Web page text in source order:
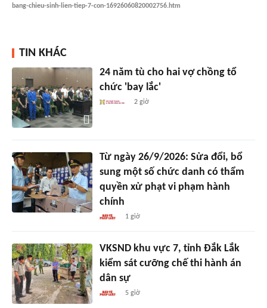
bang-chieu-sinh-lien-tiep-7-con-16926060820002756.htm
TIN KHÁC
24 năm tù cho hai vợ chồng tổ
chức 'bay lắc'
2 giờ
Từ ngày 26/9/2026: Sửa đổi, bổ
sung một số chức danh có thẩm
quyền xử phạt vi phạm hành
chính
1 giờ
VKSND khu vực 7, tỉnh Đắk Lắk
kiểm sát cưỡng chế thi hành án
dân sự
5 giờ